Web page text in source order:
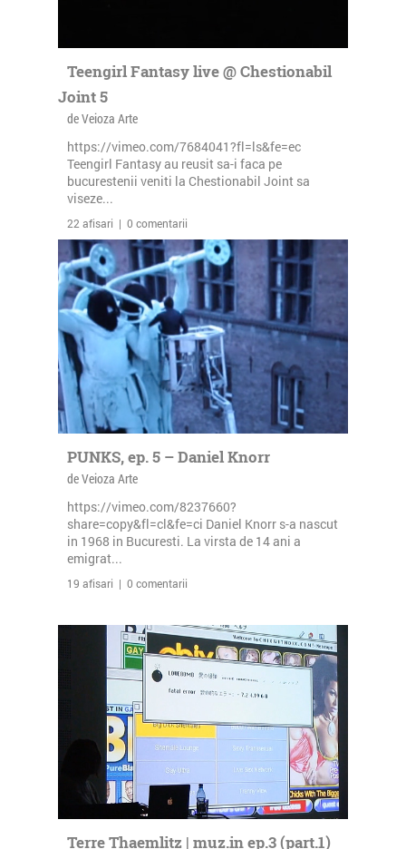
Teengirl Fantasy live @ Chestionabil
Joint 5
de Veioza Arte
https://vimeo.com/7684041?fl=ls&fe=ec
Teengirl Fantasy au reusit sa-i faca pe
bucurestenii veniti la Chestionabil Joint sa
viseze...
22 afisari | 0 comentarii
PUNKS, ep. 5 – Daniel Knorr
de Veioza Arte
https://vimeo.com/8237660?
share=copy&fl=cl&fe=ci Daniel Knorr s-a nascut
in 1968 in Bucuresti. La virsta de 14 ani a
emigrat...
19 afisari | 0 comentarii
Terre Thaemlitz | muz.in ep.3 (part.1)